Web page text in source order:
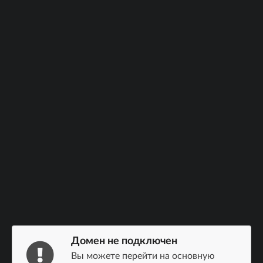
Домен не подключен
Вы можете перейти на основную